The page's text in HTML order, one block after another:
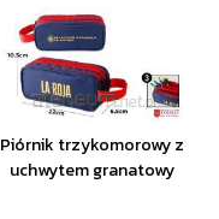
Piórnik trzykomorowy z
uchwytem granatowy